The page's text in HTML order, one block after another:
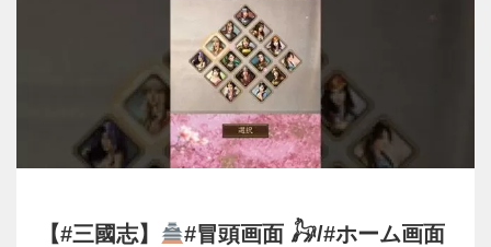
【#三國志】
#冒頭画面 𓃗/#ホーム画面